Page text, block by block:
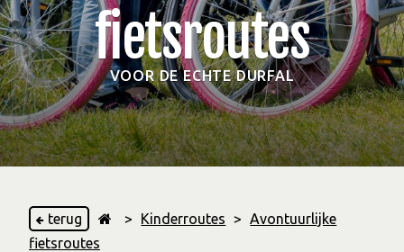
fietsroutes
VOOR DE ECHTE DURFAL
terug > Kinderroutes > Avontuurlijke
fietsroutes